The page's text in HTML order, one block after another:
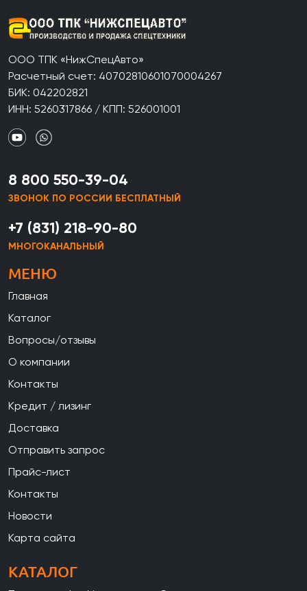
ООО ТПК «НижСпецАвто»
Расчетный счет: 40702810601070004267
БИК: 042202821
ИНН: 5260317866 / КПП: 526001001
8 800 550-39-04
ЗВОНОК ПО РОССИИ БЕСПЛАТНЫЙ
+7 (831) 218-90-80
МНОГОКАНАЛЬНЫЙ
МЕНЮ
Главная
Каталог
Вопросы/отзывы
О компании
Контакты
Кредит / лизинг
Доставка
Отправить запрос
Прайс-лист
Контакты
Новости
Карта сайта
КАТАЛОГ